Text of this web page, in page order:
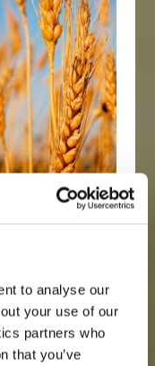
to analyse our
your use of our
partners who
that you’ve